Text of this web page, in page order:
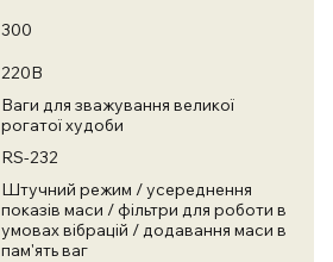
300
220В
Ваги для зважування великої
рогатої худоби
RS-232
Штучний режим / усереднення
показів маси / фільтри для роботи в
умовах вібрацій / додавання маси в
пам'ять ваг